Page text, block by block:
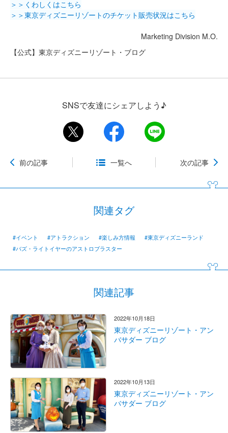
＞＞くわしくはこちら
＞＞東京ディズニーリゾートのチケット販売状況はこちら
Marketing Division M.O.
【公式】東京ディズニーリゾート・ブログ
SNSで友達にシェアしよう♪
前の記事 一覧へ 次の記事
関連タグ
#イベント #アトラクション #楽しみ方情報
#東京ディズニーランド
#バズ・ライトイヤーのアストロブラスター
関連記事
2022年10月18日
東京ディズニーリゾート・アン
バサダー ブログ
2022年10月13日
東京ディズニーリゾート・アン
バサダー ブログ